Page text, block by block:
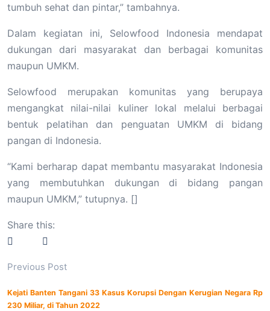
tumbuh sehat dan pintar,” tambahnya.
Dalam kegiatan ini, Selowfood Indonesia mendapat
dukungan dari masyarakat dan berbagai komunitas
maupun UMKM.
Selowfood merupakan komunitas yang berupaya
mengangkat nilai-nilai kuliner lokal melalui berbagai
bentuk pelatihan dan penguatan UMKM di bidang
pangan di Indonesia.
“Kami berharap dapat membantu masyarakat Indonesia
yang membutuhkan dukungan di bidang pangan
maupun UMKM,” tutupnya. []
Share this:
Previous Post
Kejati Banten Tangani 33 Kasus Korupsi Dengan Kerugian Negara Rp
230 Miliar, di Tahun 2022